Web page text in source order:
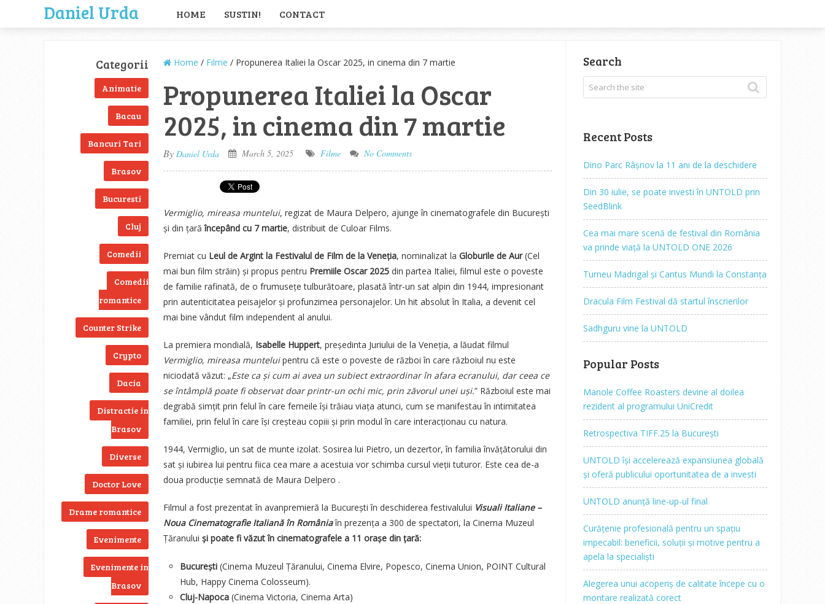
Daniel Urda HOME SUSTIN! CONTACT
Categorii
Animatie
Bacau
Bancuri Tari
Brasov
Bucuresti
Cluj
Comedii
Comedii
romantice
Counter Strike
Crypto
Dacia
Distractie in
Brasov
Diverse
Doctor Love
Drame romantice
Evenimente
Evenimente in
Brasov
Home / Filme / Propunerea Italiei la Oscar 2025, in cinema din 7 martie
Propunerea Italiei la Oscar
2025, in cinema din 7 martie
By Daniel Urda March 5, 2025 Filme No Comments
Vermiglio, mireasa muntelui, regizat de Maura Delpero, ajunge în cinematografele din București
și din țarăîncepând cu 7 martie, distribuit de Culoar Films.
Premiat cu Leul de Argint la Festivalul de Film de la Veneția, nominalizat la Globurile de Aur(Cel
mai bun film străin) și propus pentru Premiile Oscar 2025 din partea Italiei, filmul este o poveste
de familie rafinată, de o frumusețe tulburătoare, plasată într-un sat alpin din 1944, impresionant
prin autenticitatea peisajelor și profunzimea personajelor. Un hit absolut în Italia, a devenit cel
mai bine vândut film independent al anului.
La premiera mondială, Isabelle Huppert, președinta Juriului de la Veneția, a lăudat filmul
Vermiglio, mireasa munteluipentru că este o poveste de război în care războiul nu este
niciodată văzut: „Este ca și cum ai avea un subiect extraordinar în afara ecranului, dar ceea ce
se întâmplă poate fi observat doar printr-un ochi mic, prin zăvorul unei uși.” Războiul este mai
degrabă simțit prin felul în care femeile își trăiau viața atunci, cum se manifestau în intimitatea
familiei, prin felul în care își creșteau copiii și prin modul în care interacționau cu natura.
1944, Vermiglio, un sat de munte izolat. Sosirea lui Pietro, un dezertor, în familia învățătorului din
sat și iubirea lui pentru fiica cea mare a acestuia vor schimba cursul vieții tuturor. Este cea de-a
doua producție semnată de Maura Delpero .
Filmul a fost prezentat în avanpremieră la București în deschiderea festivalului Visuali Italiane –
Noua Cinematografie Italiană în România în prezența a 300 de spectatori, la Cinema Muzeul
Țăranului și poate fi văzut în cinematografele a 11 orașe din țară:
București(Cinema Muzeul Țăranului, Cinema Elvire, Popesco, Cinema Union, POINT Cultural
Hub, Happy Cinema Colosseum).
Cluj-Napoca(Cinema Victoria, Cinema Arta)
Search
Recent Posts
Dino Parc Râșnov la 11 ani de la deschidere
Din 30 iulie, se poate investi în UNTOLD prin
SeedBlink
Cea mai mare scenă de festival din România
va prinde viață la UNTOLD ONE 2026
Turneu Madrigal și Cantus Mundi la Constanța
Dracula Film Festival dă startul înscrierilor
Sadhguru vine la UNTOLD
Popular Posts
Manole Coffee Roasters devine al doilea
rezident al programului UniCredit
Retrospectiva TIFF.25 la București
UNTOLD își accelerează expansiunea globală
și oferă publicului oportunitatea de a investi
UNTOLD anunță line-up-ul final
Curățenie profesională pentru un spațiu
impecabil: beneficii, soluții și motive pentru a
apela la specialiști
Alegerea unui acoperiș de calitate începe cu o
montare realizată corect